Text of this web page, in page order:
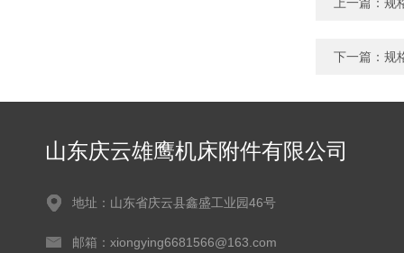
下一篇： 规
山东庆云雄鹰机床附件有限公司
地址：山东省庆云县鑫盛工业园46号
邮箱：xiongying6681566@163.com